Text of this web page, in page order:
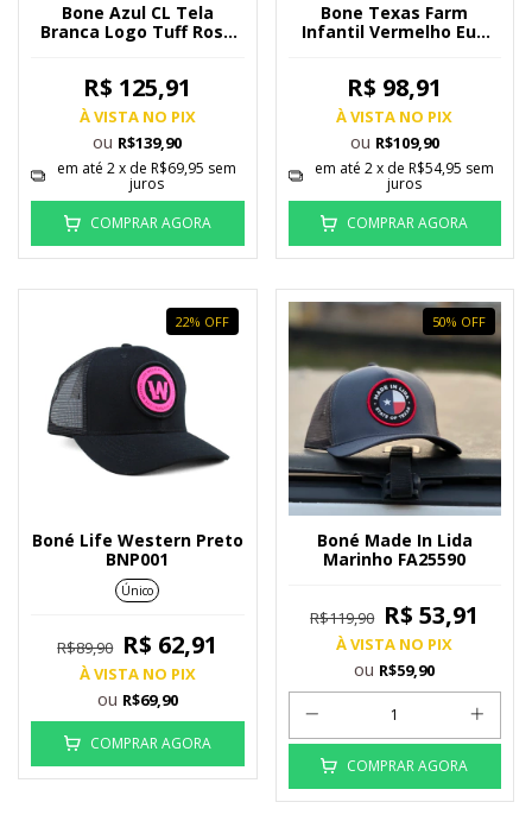
Bone Azul CL Tela
Branca Logo Tuff Rosa
R$ 125,91
À VISTA NO PIX
ou R$139,90
em até2x deR$69,95 sem
juros
COMPRAR AGORA
Bone Texas Farm
Infantil Vermelho Eua
R$ 98,91
À VISTA NO PIX
ou R$109,90
em até 2x de R$54,95 sem
juros
COMPRAR AGORA
22% OFF
Boné Life Western Preto
BNP001
Único
R$89,90 R$ 62,91
À VISTA NO PIX
ou R$69,90
COMPRAR AGORA
50% OFF
Boné Made In Lida
Marinho FA25590
R$119,90 R$ 53,91
À VISTA NO PIX
ou R$59,90
COMPRAR AGORA